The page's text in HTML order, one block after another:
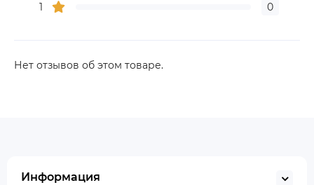
1
0
Нет отзывов об этом товаре.
Информация